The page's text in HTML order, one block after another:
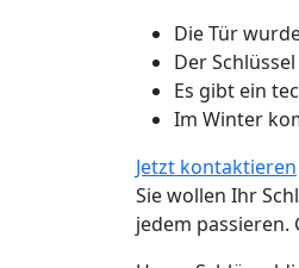
Die Tür
Der
Es gibt ein
Im Winter
Jetzt kontaktieren
Sie wollen Ihr
jedem passieren.